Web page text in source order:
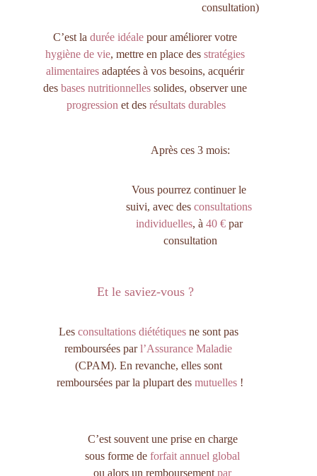
C’est la durée idéale pour améliorer votre
hygiène de vie, mettre en place des stratégies
alimentaires adaptées à vos besoins, acquérir
des bases nutritionnelles solides, observer une
progression et des résultats durables
consultation)
Après ces 3 mois:
Vous pourrez continuer le
suivi, avec des consultations
individuelles, à 40 € par
consultation
Et le saviez-vous ?
Les consultations diététiques ne sont pas
remboursées par l’Assurance Maladie
(CPAM). En revanche, elles sont
remboursées par la plupart des mutuelles !
C’est souvent une prise en charge
sous forme de forfait annuel global
ou alors un remboursement par